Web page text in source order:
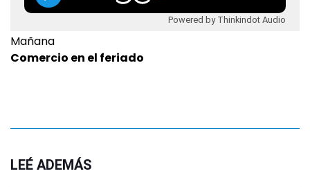
Powered by Thinkindot Audio
Mañana
Comercio en el feriado
LEÉ ADEMÁS